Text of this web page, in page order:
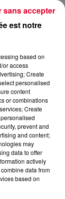
est notre
based on
or access
Create
personalised
content
or combinations
Create
prevent and
and content;
may
data to offer
actively
data from
based on
sans accepter